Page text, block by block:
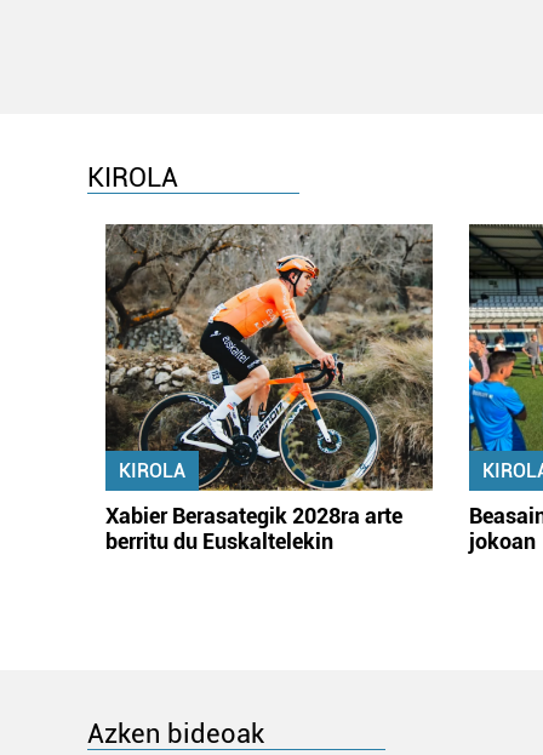
KIROLA
KIROLA
Xabier Berasategik 2028ra arte
berritu du Euskaltelekin
jokoan
Azken bideoak